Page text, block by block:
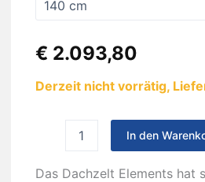
€ 2.093,80
Derzeit nicht vorrätig,
Elements
140
ohne
Midnight
In den
Das Dachzelt Elements hat